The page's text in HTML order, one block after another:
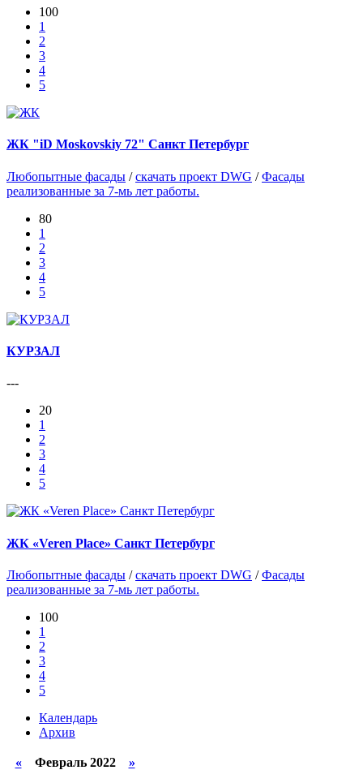
100
1
2
3
4
5
ЖК "iD Moskovskiy 72" Санкт Петербург
Любопытные фасады /скачать проект DWG /Фасады
реализованные за 7-мь лет работы.
80
1
2
3
4
5
КУРЗАЛ
---
20
1
2
3
4
5
ЖК «Veren Place» Санкт Петербург
Любопытные фасады /скачать проект DWG /Фасады
реализованные за 7-мь лет работы.
100
1
2
3
4
5
Календарь
Архив
«Февраль 2022 »